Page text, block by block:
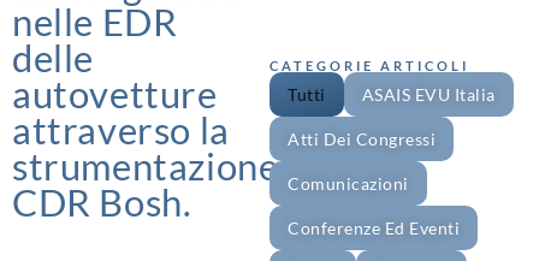
nelle EDR
delle
autovetture
attraverso la
strumentazione
CDR Bosh.
CATEGORIE ARTICOLI
ASAIS EVU Italia
Atti Dei Congressi
Comunicazioni
Conferenze Ed Eventi
Tutti